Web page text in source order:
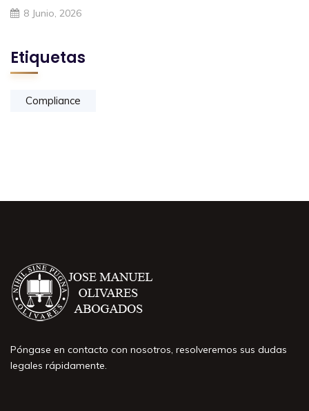
8 Junio, 2026
Etiquetas
Compliance
Póngase en contacto con nosotros, resolveremos sus dudas
legales rápidamente.